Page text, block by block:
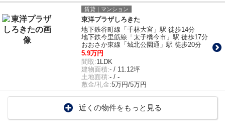
賃貸｜マンション
東洋プラザしろきた
地下鉄谷町線「千林大宮」駅 徒歩14分
地下鉄今里筋線「太子橋今市」駅 徒歩17分
おおさか東線「城北公園通」駅 徒歩20分
5.9万円
間取:1LDK
建物面積:- / 11.12坪
土地面積:- / -
敷金/礼金:5万円/5万円
近くの物件をもっと見る